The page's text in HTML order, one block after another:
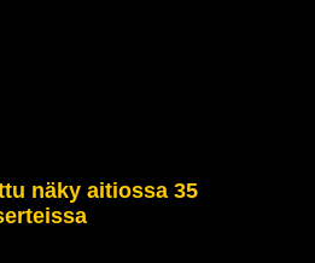
näky aitiossa 35